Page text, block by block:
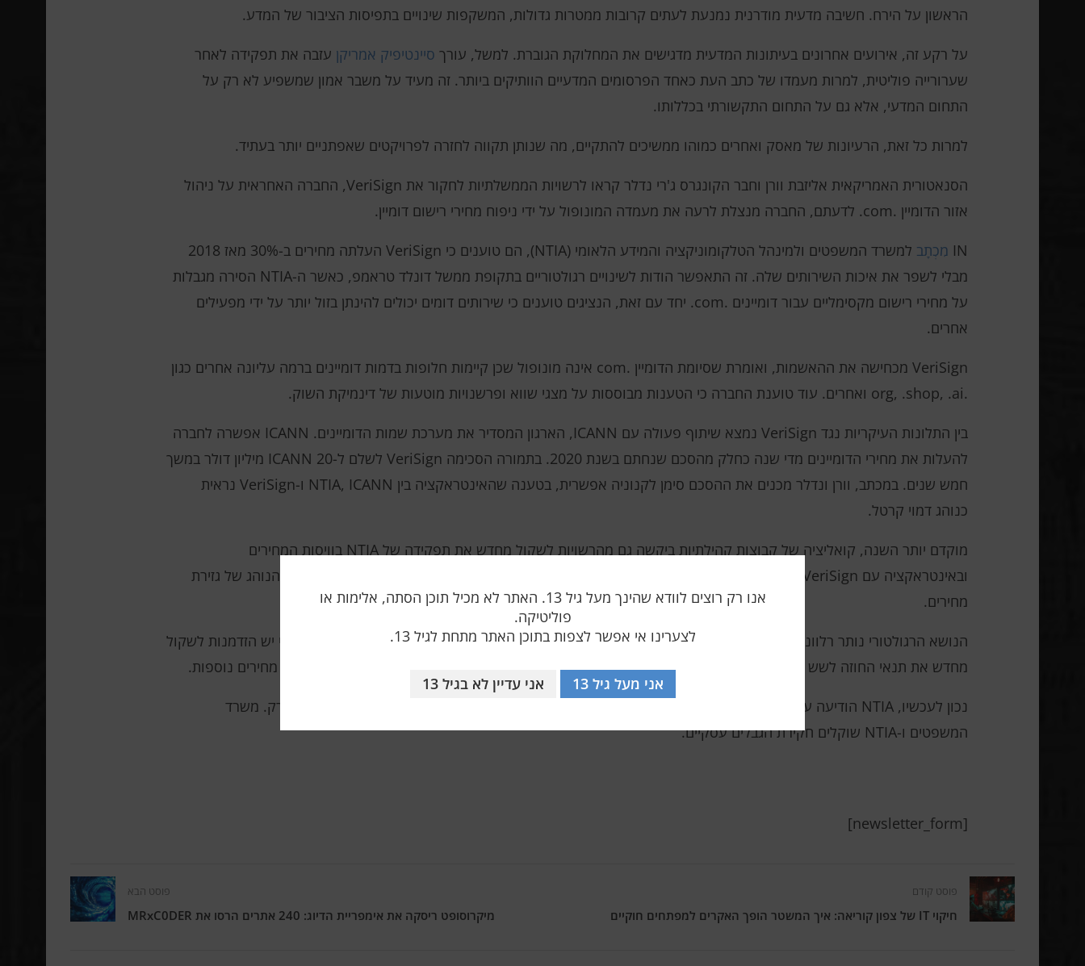
אנו רק רוצים לוודא שהינך מעל גיל 13. האתר לא מכיל תוכן הסתה, אלימות או
פוליטיקה.
לצערינו אי אפשר לצפות בתוכן האתר מתחת לגיל 13.
אני מעל גיל 13 אני עדיין לא בגיל 13
הראשון על הירח. חשיבה מדעית מודרנית נמנעת לעתים קרובות ממטרות גדולות, המשקפות שינויים בתפיסות הציבור של המדע.
על רקע זה, אירועים אחרונים בעיתונות המדעית מדגישים את המחלוקת הגוברת. למשל, עורך סיינטיפיק אמריקן עזבה את תפקידה לאחר
שערורייה פוליטית, למרות מעמדו של כתב העת כאחד הפרסומים המדעיים הוותיקים ביותר. זה מעיד על משבר אמון שמשפיע לא רק על
התחום המדעי, אלא גם על התחום התקשורתי בכללותו.
למרות כל זאת, הרעיונות של מאסק ואחרים כמוהו ממשיכים להתקיים, מה שנותן תקווה לחזרה לפרויקטים שאפתניים יותר בעתיד.
הסנאטורית האמריקאית אליזבת וורן וחבר הקונגרס ג'רי נדלר קראו לרשויות הממשלתיות לחקור את VeriSign, החברה האחראית על ניהול
אזור הדומיין .com. לדעתם, החברה מנצלת לרעה את מעמדה המונופול על ידי ניפוח מחירי רישום דומיין.
IN מִכְתָב
למשרד המשפטים ולמינהל הטלקומוניקציה והמידע הלאומי (NTIA), הם טוענים כי VeriSign העלתה מחירים ב-30% מאז 2018
מבלי לשפר את איכות השירותים שלה. זה התאפשר הודות לשינויים רגולטוריים בתקופת ממשל דונלד טראמפ, כאשר ה-NTIA הסירה מגבלות
על מחירי רישום מקסימליים עבור דומיינים .com. יחד עם זאת, הנציגים טוענים כי שירותים דומים יכולים להינתן בזול יותר על ידי מפעילים
אחרים.
VeriSign מכחישה את ההאשמות, ואומרת שסיומת הדומיין .com אינה מונופול שכן קיימות חלופות בדמות דומיינים ברמה עליונה אחרים כגון
.org, .shop, .ai ואחרים. עוד טוענת החברה כי הטענות מבוססות על מצגי שווא ופרשנויות מוטעות של דינמיקת השוק.
בין התלונות העיקריות נגד VeriSign נמצא שיתוף פעולה עם ICANN, הארגון המסדיר את מערכת שמות הדומיינים. ICANN אפשרה לחברה
להעלות את מחירי הדומיינים מדי שנה כחלק מהסכם שנחתם בשנת 2020. בתמורה הסכימה VeriSign לשלם ל-ICANN 20 מיליון דולר במשך
חמש שנים. במכתב, וורן ונדלר מכנים את ההסכם סימן לקנוניה אפשרית, בטענה שהאינטראקציה בין NTIA, ICANN ו-VeriSign נראית
כנוהג דמוי קרטל.
מוקדם יותר השנה, קואליציה של קבוצות קהילתיות ביקשה גם מהרשויות לשקול מחדש את תפקידה של NTIA בוויסות המחירים
ובאינטראקציה עם VeriSign. פעילים כינו את מערכת היחסים בין NTIA, ICANN ו-VeriSign "קרטל" וקראו להפסיק את הנוהג של גזירת
מחירים.
הנושא הרגולטורי נותר רלוונטי מכיוון שהסכם NTIA-VeriSign הנוכחי יפוג ב-30 בנובמבר. על רקע זה, לממשל האמריקני יש הזדמנות לשקול
מחדש את תנאי החוזה לשש השנים הבאות. זו יכולה להיות הזדמנות להחמיר את הרגולציה ולהגן על הצרכנים מפני עליות מחירים נוספות.
נכון לעכשיו, NTIA הודיעה על כוונתה להמשיך בשיתוף הפעולה עם VeriSign, אך הדיון ברגולציית המחירים נותר על הפרק. משרד
המשפטים ו-NTIA שוקלים חקירת הגבלים עסקיים.
[newsletter_form]
פוסט קודם
חיקוי IT של צפון קוריאה: איך המשטר הופך האקרים למפתחים חוקיים
פוסט הבא
מיקרוסופט ריסקה את אימפריית הדיוג: 240 אתרים הרסו את MRxC0DER